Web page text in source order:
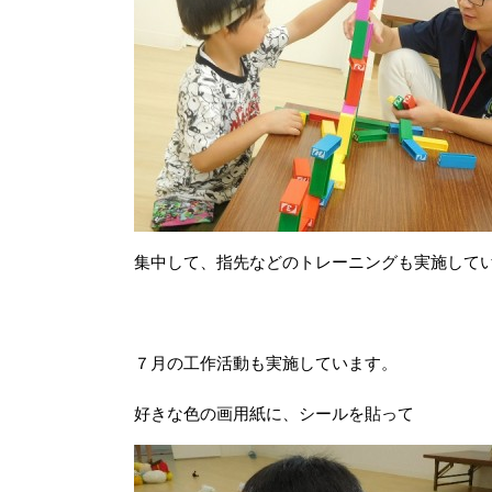
集中して、指先などのトレーニングも実施して
７月の工作活動も実施しています。
好きな色の画用紙に、シールを貼って